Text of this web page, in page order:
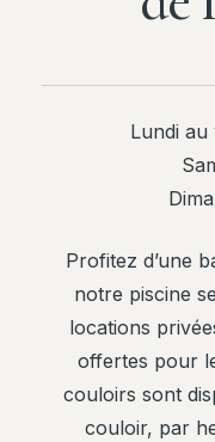
Lundi au
Profitez d’une
notre piscine
locations
offertes pour
couloirs sont
couloir, par